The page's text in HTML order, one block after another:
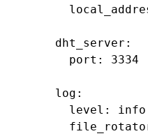
dht_server:
  port: 3334
log:
  level: info